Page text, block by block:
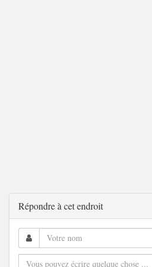
Répondre à cet endroit